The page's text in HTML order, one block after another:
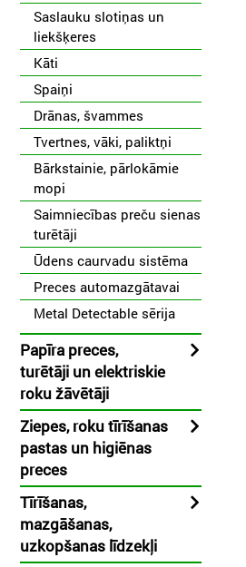
Saslauku slotiņas un
liekšķeres
Kāti
Spaiņi
Drānas, švammes
Tvertnes, vāki, paliktņi
Bārkstainie, pārlokāmie
mopi
Saimniecības preču sienas
turētāji
Ūdens caurvadu sistēma
Preces automazgātavai
Metal Detectable sērija
Papīra preces,
turētāji un elektriskie
roku žāvētāji
Ziepes, roku tīrīšanas
pastas un higiēnas
preces
Tīrīšanas,
mazgāšanas,
uzkopšanas līdzekļi